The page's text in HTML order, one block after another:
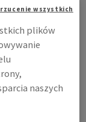
oferując
plików
naszych
wszystkich